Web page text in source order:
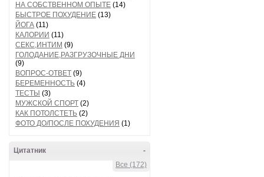
НА СОБСТВЕННОМ ОПЫТЕ (14)
БЫСТРОЕ ПОХУДЕНИЕ (13)
ЙОГА (11)
КАЛОРИИ (11)
СЕКС,ИНТИМ (9)
ГОЛОДАНИЕ,РАЗГРУЗОЧНЫЕ ДНИ
(9)
ВОПРОС-ОТВЕТ (9)
БЕРЕМЕННОСТЬ (4)
ТЕСТЫ (3)
МУЖСКОЙ СПОРТ (2)
КАК ПОТОЛСТЕТЬ (2)
ФОТО ДО/ПОСЛЕ ПОХУДЕНИЯ (1)
-
Цитатник
Все (172)